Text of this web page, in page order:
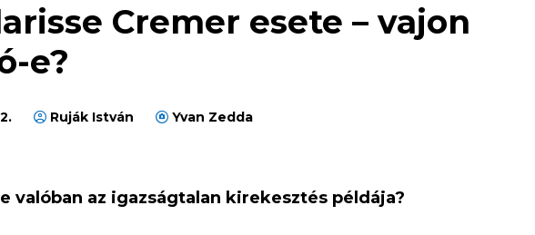
Cremer esete – vajon
e?
Ruják István
Yvan Zedda
valóban az igazságtalan kirekesztés példája?